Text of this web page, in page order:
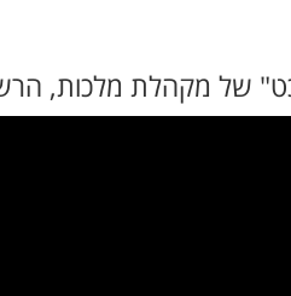
של מקהלת מלכות,